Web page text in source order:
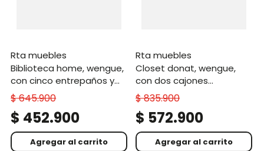
rta muebles
biblioteca home, wengue,
con cinco entrepaños y
dos puertas abatibles
$645.900
$ 452.900
Agregar al carrito
rta muebles
closet donat, wengue,
con dos cajones
deslizables y tres
entrepaños móviles
$835.900
$ 572.900
Agregar al carrito